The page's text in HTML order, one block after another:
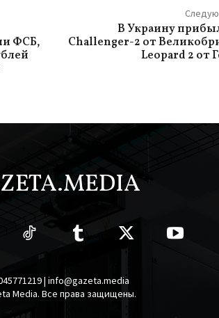
ФСБ,
В Украину
Challenger-2 от
Leopard 2 от
| info@gazeta.media
Media. Все права защищены.